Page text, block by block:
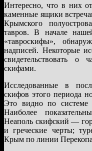
Интересно, что в них
каменные ящики
Крымского
тавров. В начале
«тавроскифы»,
надписей. Некоторые
свидетельствовать о
скифами.
Исследованные в
скифов этого периода
Это видно по
Наиболее
Неаполь скифский —
и греческие черты;
Крым по линии